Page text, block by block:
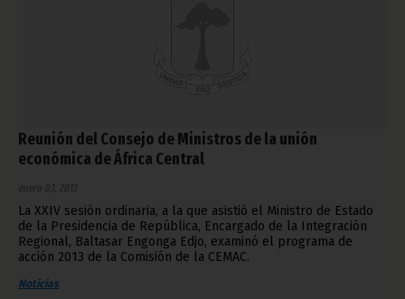
Reunión del Consejo de Ministros de la unión
económica de África Central
enero 03, 2013
La XXIV sesión ordinaria, a la que asistió el Ministro de Estado
de la Presidencia de República, Encargado de la Integración
Regional, Baltasar Engonga Edjo, examinó el programa de
acción 2013 de la Comisión de la CEMAC.
Noticias